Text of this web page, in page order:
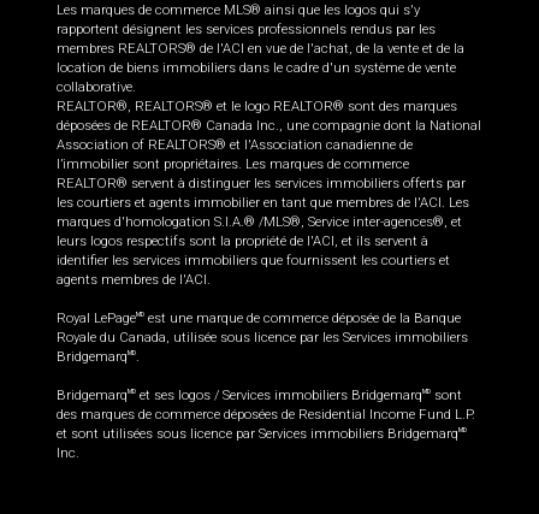
Les marques de commerce MLS® ainsi que les logos qui s'y
rapportent désignent les services professionnels rendus par les
membres REALTORS® de l'ACI en vue de l'achat, de la vente et de la
location de biens immobiliers dans le cadre d'un système de vente
collaborative.
REALTOR®, REALTORS® et le logo REALTOR® sont des marques
déposées de REALTOR® Canada Inc., une compagnie dont la National
Association of REALTORS® et l'Association canadienne de
l’immobilier sont propriétaires. Les marques de commerce
REALTOR® servent à distinguer les services immobiliers offerts par
les courtiers et agents immobilier en tant que membres de l'ACI. Les
marques d'homologation S.I.A.® /MLS®, Service inter-agences®, et
leurs logos respectifs sont la propriété de l'ACI, et ils servent à
identifier les services immobiliers que fournissent les courtiers et
agents membres de l'ACI.
Royal LePageMD est une marque de commerce déposée de la Banque
Royale du Canada, utilisée sous licence par les Services immobiliers
BridgemarqMD.
BridgemarqMD et ses logos / Services immobiliers BridgemarqMD
sont
des marques de commerce déposées de Residential Income Fund L.P.
et sont utilisées sous licence par Services immobiliers BridgemarqMD
Inc.